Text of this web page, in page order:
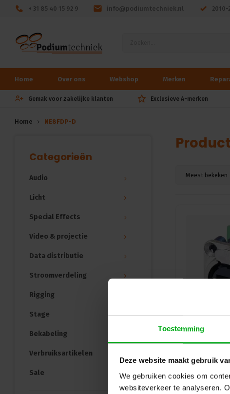
Toestemming
Deze website maakt gebruik
We gebruiken cookies om
websiteverkeer te analyseren.
+ 31 85 40 15 92 9 info@podiumtechniek.nl
Home Over ons Webshop Merken
Gemak voor zakelijke klanten Exclusieve A-merken
Home NE8FDP-D
Categorieën
Audio
Licht
Special Effects
Video & projectie
Data distributie
Stroomverdeling
Rigging
Stage
Bekabeling
Verbruiksartikelen
Sale
Meest bekeken